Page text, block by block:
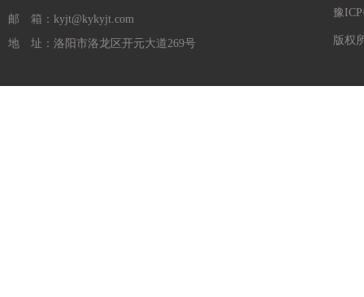
邮 箱：kyjt@kykyjt.com
地 址：洛阳市洛龙区开元大道269号
豫
版权